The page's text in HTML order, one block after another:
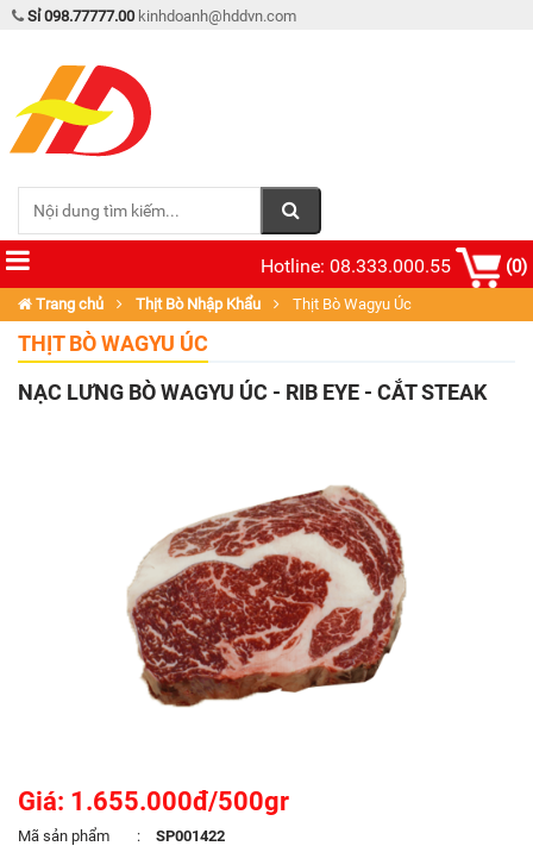
Sỉ 098.77777.00 kinhdoanh@hddvn.com
Hotline: 08.333.000.55 (0)
Trang chủ Thịt Bò Nhập Khẩu Thịt Bò Wagyu Úc
THỊT BÒ WAGYU ÚC
NẠC LƯNG BÒ WAGYU ÚC - RIB EYE - CẮT STEAK
Giá: 1.655.000đ/500gr
Mã sản phẩm :
SP001422